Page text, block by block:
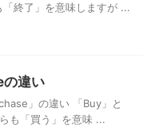
「終了」を意味しますが ...
違い
」の違い 「Buy」と
も「買う」を意味 ...